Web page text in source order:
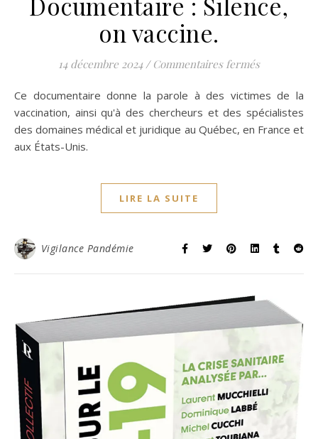
on vaccine.
14 décembre 2024 / Commentaires ferméssur
Ce documentaire donne la parole à des victimes de la
vaccination, ainsi qu'à des chercheurs et des spécialistes
des domaines médical et juridique au Québec, en France et
aux États-Unis.
LIRE LA SUITE
Vigilance Pandémie